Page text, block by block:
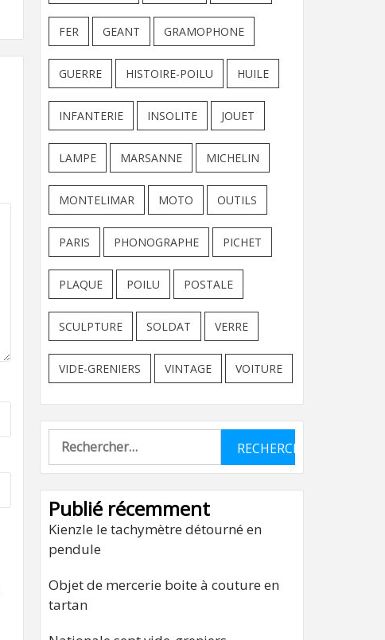
FER GEANT GRAMOPHONE
GUERRE HISTOIRE-POILU HUILE
INFANTERIE INSOLITE JOUET
LAMPE MARSANNE MICHELIN
MONTELIMAR MOTO OUTILS
PARIS PHONOGRAPHE PICHET
PLAQUE POILU POSTALE
SCULPTURE SOLDAT VERRE
VIDE-GRENIERS VINTAGE VOITURE
Rechercher :
Publié récemment
Kienzle le tachymètre détourné en
pendule
Objet de mercerie boite à couture en
tartan